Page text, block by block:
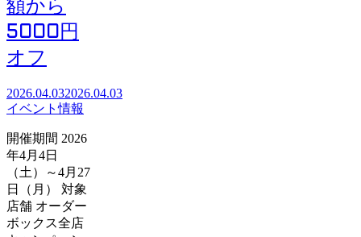
額から
5000円
オフ
2026.04.032026.04.03
イベント情報
開催期間 2026
年4月4日
（土）～4月27
日（月） 対象
店舗 オーダー
ボックス全店